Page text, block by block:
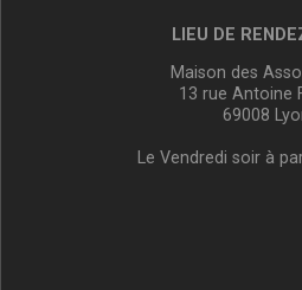
LIEU DE
Maison des
13 rue Antoine
69008
Le Vendredi soir à